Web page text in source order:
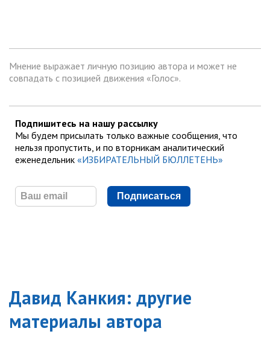
Мнение выражает личную позицию автора и может не
совпадать с позицией движения «Голос».
Подпишитесь на нашу рассылку
Мы будем присылать только важные сообщения, что
нельзя пропустить, и по вторникам аналитический
еженедельник «ИЗБИРАТЕЛЬНЫЙ БЮЛЛЕТЕНЬ»
Подписаться
Давид Канкия: другие
материалы автора